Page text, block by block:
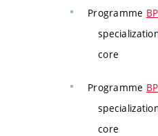
Programme
core
Programme
core